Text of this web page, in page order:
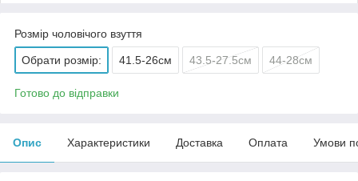
Розмір чоловічого взуття
Обрати розмір: 41.5-26см 43.5-27.5см 44-28см
Готово до відправки
Опис Характеристики Доставка Оплата Умови